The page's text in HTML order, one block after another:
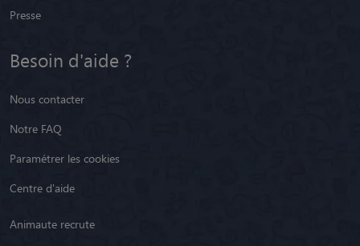
Presse
Besoin d'aide ?
Nous contacter
Notre FAQ
Paramétrer les cookies
Centre d'aide
Animaute recrute